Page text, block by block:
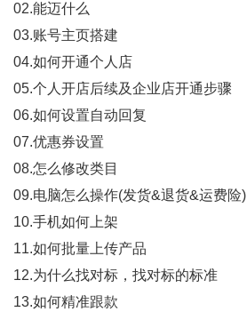
02.能迈什么
03.账号主页搭建
04.如何开通个人店
05.个人开店后续及企业店开通步骤
06.如何设置自动回复
07.优惠券设置
08.怎么修改类目
09.电脑怎么操作(发货&退货&运费险)
10.手机如何上架
11.如何批量上传产品
12.为什么找对标，找对标的标准
13.如何精准跟款